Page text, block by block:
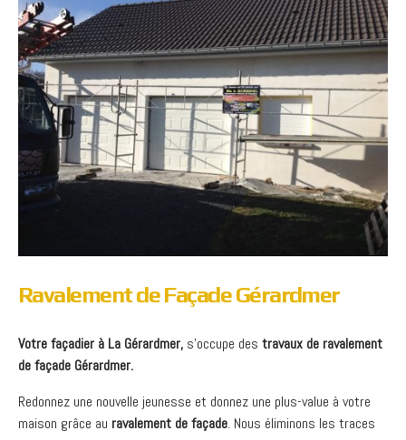
Ravalement de Façade Gérardmer
Votre façadier à La Gérardmer, s’occupe des travaux de ravalement
de façade Gérardmer.
Redonnez une nouvelle jeunesse et donnez une plus-value à votre
maison grâce au ravalement de façade. Nous éliminons les traces